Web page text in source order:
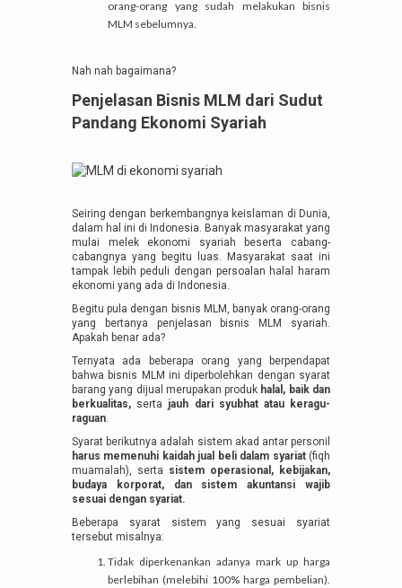
orang-orang yang sudah melakukan bisnis
MLM sebelumnya.
Nah nah bagaimana?
Penjelasan Bisnis MLM dari Sudut
Pandang Ekonomi Syariah
Seiring dengan berkembangnya keislaman di Dunia,
dalam hal ini di Indonesia. Banyak masyarakat yang
mulai melek ekonomi syariah beserta cabang-
cabangnya yang begitu luas. Masyarakat saat ini
tampak lebih peduli dengan persoalan halal haram
ekonomi yang ada di Indonesia.
Begitu pula dengan bisnis MLM, banyak orang-orang
yang bertanya penjelasan bisnis MLM syariah.
Apakah benar ada?
Ternyata ada beberapa orang yang berpendapat
bahwa bisnis MLM ini diperbolehkan dengan syarat
barang yang dijual merupakan produk halal, baik dan
berkualitas, serta jauh dari syubhat atau keragu-
raguan.
Syarat berikutnya adalah sistem akad antar personil
harus memenuhi kaidah jual beli dalam syariat(fiqh
muamalah), serta sistem operasional, kebijakan,
budaya korporat, dan sistem akuntansi wajib
sesuai dengan syariat.
Beberapa syarat sistem yang sesuai syariat
tersebut misalnya:
Tidak diperkenankan adanya mark up harga
berlebihan (melebihi 100% harga pembelian).